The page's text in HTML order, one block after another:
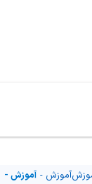
آموزش - آموزش -